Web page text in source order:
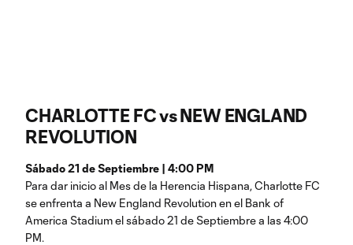
CHARLOTTE FC vs NEW ENGLAND
REVOLUTION
Sábado 21 de Septiembre | 4:00 PM
Para dar inicio al Mes de la Herencia Hispana, Charlotte FC
se enfrenta a New England Revolution en el Bank of
America Stadium el sábado 21 de Septiembre a las 4:00
PM.